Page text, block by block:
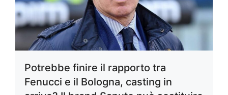
Potrebbe finire il rapporto tra
Fenucci e il Bologna, casting in